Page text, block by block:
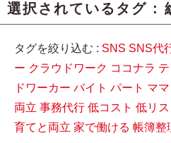
選択されているタグ :
タグを絞り込む : SNS SNS代
ー クラウドワーク ココナラ
ドワーカー バイト パート ママ
両立 事務代行 低コスト 低リス
育てと両立 家で働ける 帳簿整